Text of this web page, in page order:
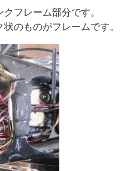
フレーム部分です。
のものがフレームです。